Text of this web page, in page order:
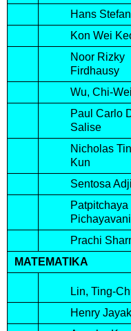
Hans Stefan
Kon Wei
Noor Rizky
Firdhausy
Wu, Chi-Wei
Paul Carlo
Salise
Nicholas
Kun
Sentosa
Patpitchaya
Prachi
MATEMATIKA
Lin, Ting-
Henry